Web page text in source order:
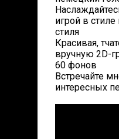
игрой в стиле
стиля
Красивая,
вручную 2D-
60 фонов
Встречайте
интересных